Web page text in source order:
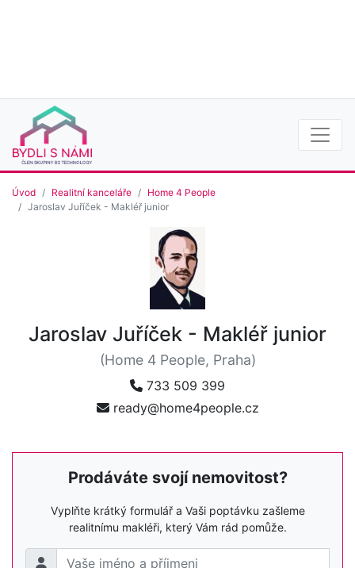
Úvod Realitní kanceláře
Home 4 People
Jaroslav Juříček - Makléř junior
Jaroslav Juříček - Makléř junior
(Home 4 People, Praha)
733 509 399
ready@home4people.cz
Prodáváte svojí nemovitost?
Vyplňte krátký formulář a Vaši poptávku zašleme
realitnímu makléři, který Vám rád pomůže.